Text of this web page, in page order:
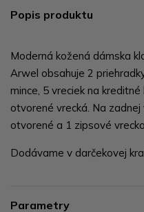
Popis produktu
Moderná kožená dámska
Arwel obsahuje 2
mince, 5 vreciek na
otvorené vrecká. Na
otvorené a 1 zipsové vrecko.
Dodávame v darčekovej
Parametry